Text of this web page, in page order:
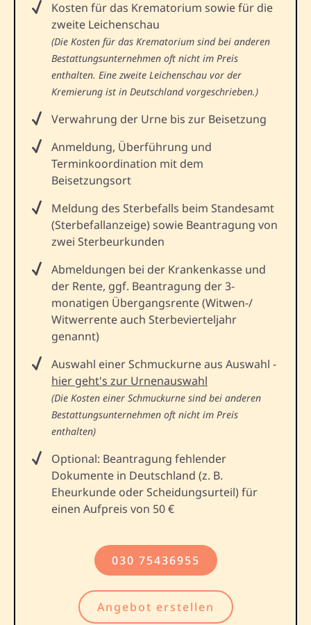
Kosten für das Krematorium sowie für die
zweite Leichenschau
(Die Kosten für das Krematorium sind bei anderen
Bestattungsunternehmen oft nicht im Preis
enthalten. Eine zweite Leichenschau vor der
Kremierung ist in Deutschland vorgeschrieben.)
Verwahrung der Urne bis zur Beisetzung
Anmeldung, Überführung und
Terminkoordination mit dem
Beisetzungsort
Meldung des Sterbefalls beim Standesamt
(Sterbefallanzeige) sowie Beantragung von
zwei Sterbeurkunden
Abmeldungen bei der Krankenkasse und
der Rente, ggf. Beantragung der 3-
monatigen Übergangsrente (Witwen-/
Witwerrente auch Sterbevierteljahr
genannt)
Auswahl einer Schmuckurne aus Auswahl -
hier geht's zur Urnenauswahl
(Die Kosten einer Schmuckurne sind bei anderen
Bestattungsunternehmen oft nicht im Preis
enthalten)
Optional: Beantragung fehlender
Dokumente in Deutschland (z. B.
Eheurkunde oder Scheidungsurteil) für
einen Aufpreis von 50 €
030 75436955
Angebot erstellen